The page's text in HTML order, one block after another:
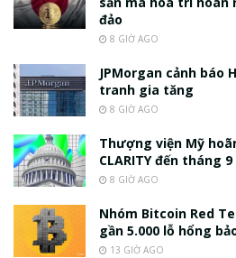
đảo
8 GIỜ AGO
JPMorgan cảnh báo
tranh gia tăng
8 GIỜ AGO
Thượng viện Mỹ
CLARITY đến tháng 9
8 GIỜ AGO
Nhóm Bitcoin Red
gần 5.000 lỗ hổng
13 GIỜ AGO